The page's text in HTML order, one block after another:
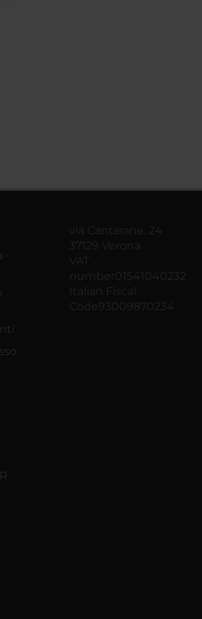
-
via Cantarane, 24
37129 Verona
VAT
number01541040232
Italian Fiscal
Code93009870234